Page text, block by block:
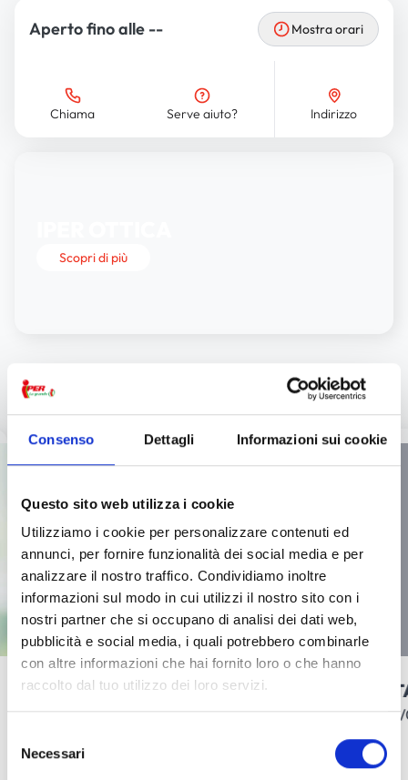
Consenso Dettagli Informazioni sui cookie
Questo sito web utilizza i cookie
Utilizziamo i cookie per personalizzare contenuti ed
annunci, per fornire funzionalità dei social media e per
analizzare il nostro traffico. Condividiamo inoltre
informazioni sul modo in cui utilizzi il nostro sito con i
nostri partner che si occupano di analisi dei dati web,
pubblicità e social media, i quali potrebbero combinarle
con altre informazioni che hai fornito loro o che hanno
raccolto dal tuo utilizzo dei loro servizi.
delNecessari
Scopri di più
Aperto fino alle -- Mostra orari
Chiama Serve aiuto? Indirizzo
VOLANTINI
LA SCUOLA CHIAMA!
Dal 09/07/2026 al 27/09/2026 Dal